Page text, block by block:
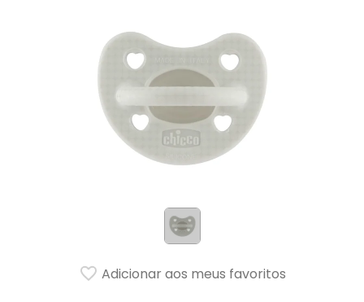
Adicionar aos meus favoritos